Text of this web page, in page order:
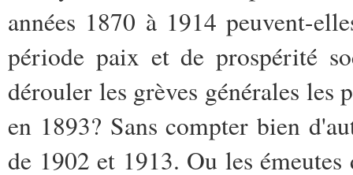
années 1870 à 1914 peuvent-
période paix et de prospérité
dérouler les grèves générales
en 1893? Sans compter bien
de 1902 et 1913. Ou les